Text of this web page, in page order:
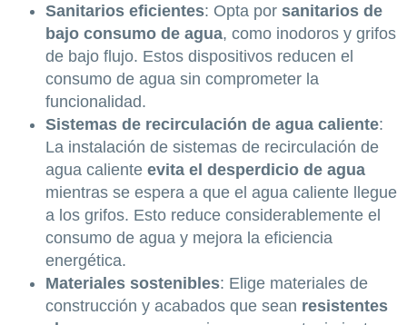
Sanitarios eficientes: Opta por sanitarios de
bajo consumo de agua, como inodoros y grifos
de bajo flujo. Estos dispositivos reducen el
consumo de agua sin comprometer la
funcionalidad.
Sistemas de recirculación de agua caliente:
La instalación de sistemas de recirculación de
agua caliente evita el desperdicio de agua
mientras se espera a que el agua caliente llegue
a los grifos. Esto reduce considerablemente el
consumo de agua y mejora la eficiencia
energética.
Materiales sostenibles: Elige materiales de
construcción y acabados que sean resistentes